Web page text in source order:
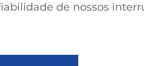
de nossos